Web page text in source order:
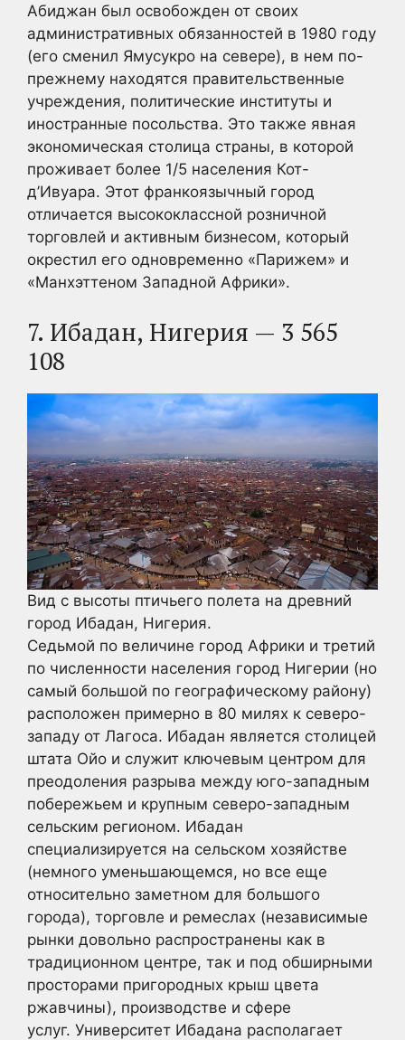
Абиджан был освобожден от своих
административных обязанностей в 1980 году
(его сменил Ямусукро на севере), в нем по-
прежнему находятся правительственные
учреждения, политические институты и
иностранные посольства. Это также явная
экономическая столица страны, в которой
проживает более 1/5 населения Кот-
д’Ивуара. Этот франкоязычный город
отличается высококлассной розничной
торговлей и активным бизнесом, который
окрестил его одновременно «Парижем» и
«Манхэттеном Западной Африки».
7. Ибадан, Нигерия — 3 565
108
Вид с высоты птичьего полета на древний
город Ибадан, Нигерия.
Седьмой по величине город Африки и третий
по численности населения город Нигерии (но
самый большой по географическому району)
расположен примерно в 80 милях к северо-
западу от Лагоса. Ибадан является столицей
штата Ойо и служит ключевым центром для
преодоления разрыва между юго-западным
побережьем и крупным северо-западным
сельским регионом. Ибадан
специализируется на сельском хозяйстве
(немного уменьшающемся, но все еще
относительно заметном для большого
города), торговле и ремеслах (независимые
рынки довольно распространены как в
традиционном центре, так и под обширными
просторами пригородных крыш цвета
ржавчины), производстве и сфере
услуг. Университет Ибадана располагает